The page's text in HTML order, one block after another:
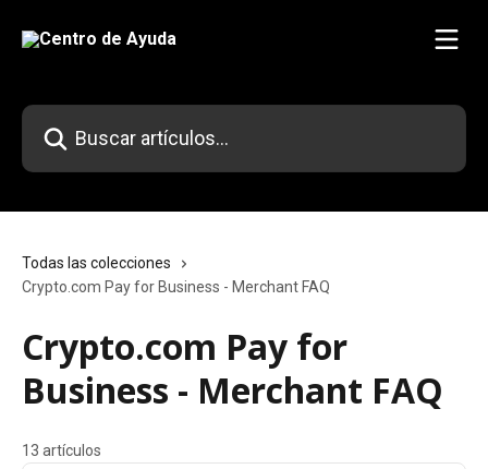
Buscar artículos...
Todas las colecciones
Crypto.com Pay for Business - Merchant FAQ
Crypto.com Pay for
Business - Merchant FAQ
13 artículos